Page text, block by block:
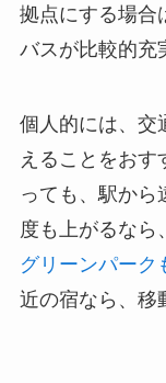
拠点にする場合
バスが比較的充
個人的には、交
えることをお
っても、駅から
度も上がるなら
グリーンパーク
近の宿なら、移